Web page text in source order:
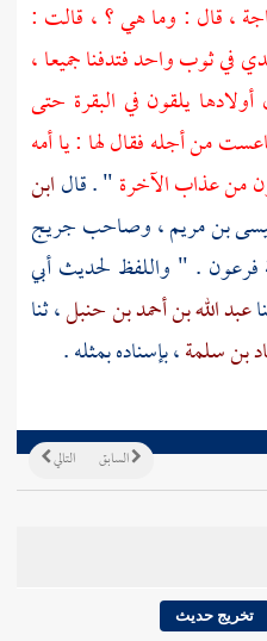
، قال : وما هي ؟ ، قالت :
ثوب واحد فتدفنا جميعا ،
يلقون في البقرة حتى
من أجله فقال لها : يا أمه
من عذاب الآخرة" . قالابن
بن مريم، وصاحبجريج
فرعون . " واللفظ لحديثأبي
عبد الله بن أحمد بن حنبل، ثنا
بن سلمة، بإسناده بمثله .
التالي السابق
تخريج حديث